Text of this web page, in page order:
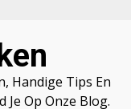
Handige Tips En
Je Op Onze Blog.